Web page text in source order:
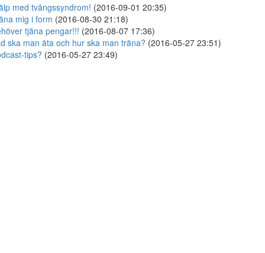
med tvångssyndrom! (2016-09-01 20:35)
mig i form (2016-08-30 21:18)
tjäna pengar!!! (2016-08-07 17:36)
ska man äta och hur ska man träna? (2016-05-27 23:51)
tips? (2016-05-27 23:49)